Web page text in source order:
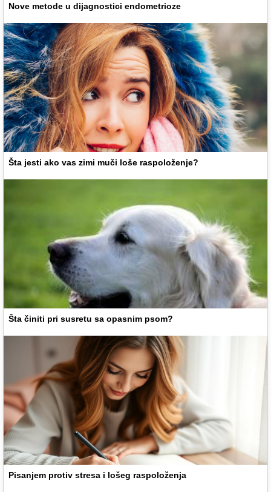
Nove metode u dijagnostici endometrioze
Šta jesti ako vas zimi muči loše raspoloženje?
Šta činiti pri susretu sa opasnim psom?
Pisanjem protiv stresa i lošeg raspoloženja